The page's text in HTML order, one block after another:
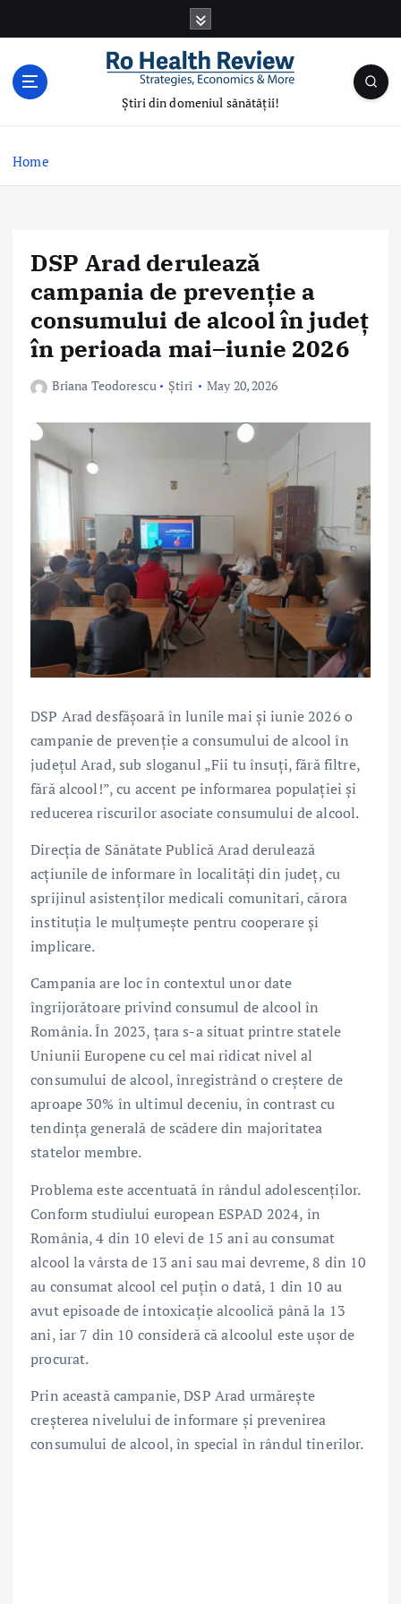
Știri din domeniul sănătății!
Home
DSP Arad derulează
campania de prevenție a
consumului de alcool în județ
în perioada mai–iunie 2026
Briana Teodorescu Știri May 20, 2026
DSP Arad desfășoară în lunile mai și iunie 2026 o
campanie de prevenție a consumului de alcool în
județul Arad, sub sloganul „Fii tu însuți, fără filtre,
fără alcool!”, cu accent pe informarea populației și
reducerea riscurilor asociate consumului de alcool.
Direcția de Sănătate Publică Aradderulează
acțiunile de informare în localități din județ, cu
sprijinul asistenților medicali comunitari, cărora
instituția le mulțumește pentru cooperare și
implicare.
Campania are loc în contextul unor date
îngrijorătoare privind consumul de alcool în
România. În 2023, țara s-a situat printre statele
Uniunii Europene cu cel mai ridicat nivel al
consumului de alcool, înregistrând o creștere de
aproape 30% în ultimul deceniu, în contrast cu
tendința generală de scădere din majoritatea
statelor membre.
Problema este accentuată în rândul adolescenților.
Conform studiului european ESPAD 2024, în
România, 4 din 10 elevi de 15 ani au consumat
alcool la vârsta de 13 ani sau mai devreme, 8 din 10
au consumat alcool cel puțin o dată, 1 din 10 au
avut episoade de intoxicație alcoolică până la 13
ani, iar 7 din 10 consideră că alcoolul este ușor de
procurat.
Prin această campanie, DSP Arad urmărește
creșterea nivelului de informare și prevenirea
consumului de alcool, în special în rândul tinerilor.